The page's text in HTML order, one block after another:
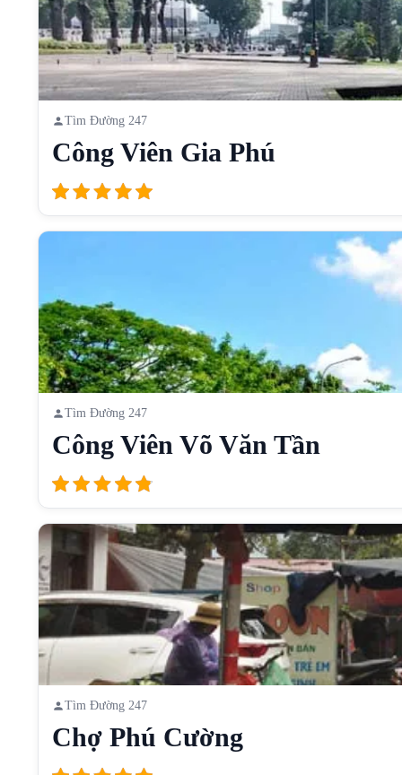
Tìm Đường 247
Công Viên Gia Phú
Tìm Đường 247
Công Viên Võ Văn Tần
Tìm Đường 247
Chợ Phú Cường